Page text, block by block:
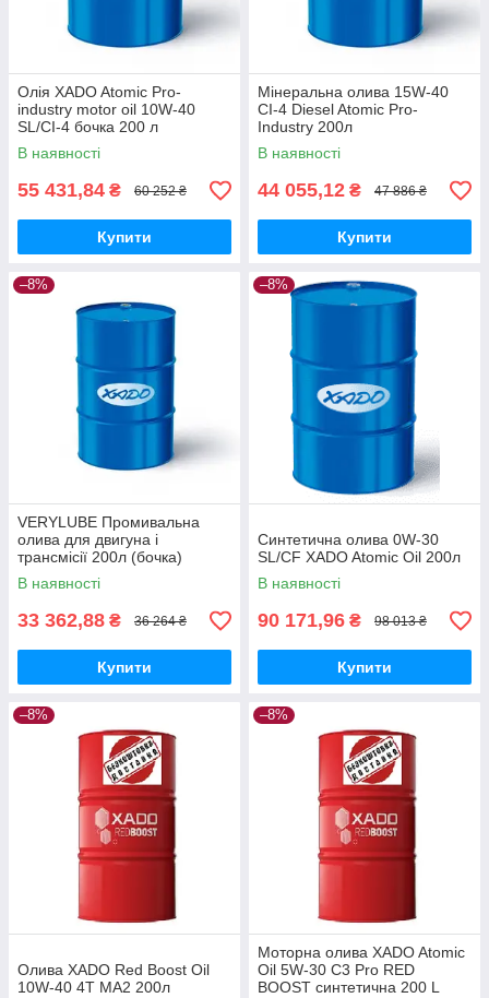
Олія XADO Atomic Pro-
industry motor oil 10W-40
SL/CI-4 бочка 200 л
В наявності
55 431,84 ₴ 60 252 ₴
Купити
Мінеральна олива 15W-40
CI-4 Diesel Atomic Pro-
Industry 200л
В наявності
44 055,12 ₴ 47 886 ₴
Купити
–8%
VERYLUBE Промивальна
олива для двигуна і
трансмісії 200л (бочка)
В наявності
33 362,88 ₴ 36 264 ₴
Купити
–8%
Синтетична олива 0W-30
SL/CF XADO Atomic Oil 200л
В наявності
90 171,96 ₴ 98 013 ₴
Купити
–8%
Олива XADO Red Boost Oil
10W-40 4T MA2 200л
–8%
Моторна олива XADO Atomic
Oil 5W-30 C3 Pro RED
BOOST синтетична 200 L